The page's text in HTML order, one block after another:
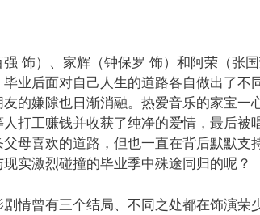
饰）、家辉（钟保罗 饰）和阿荣（张
业后面对自己人生的道路各自做出了
的嫌隙也日渐消融。热爱音乐的家宝一
打工赚钱并收获了纯净的爱情，最后
母喜欢的道路，但也一直在背后默默支
实激烈碰撞的毕业季中殊途同归的呢？
情曾有三个结局、不同之处都在饰演